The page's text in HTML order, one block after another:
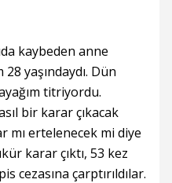
kaybeden anne
yaşındaydı. Dün
titriyordu.
bir karar çıkacak
mı ertelenecek mi diye
karar çıktı, 53 kez
cezasına çarptırıldılar.